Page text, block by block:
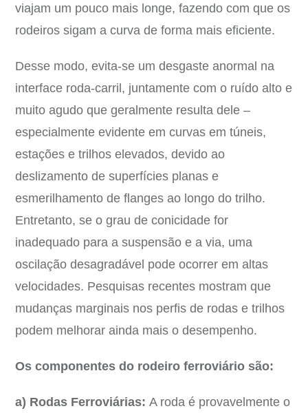
viajam um pouco mais longe, fazendo com que os
rodeiros sigam a curva de forma mais eficiente.
Desse modo, evita-se um desgaste anormal na
interface roda-carril, juntamente com o ruído alto e
muito agudo que geralmente resulta dele –
especialmente evidente em curvas em túneis,
estações e trilhos elevados, devido ao
deslizamento de superfícies planas e
esmerilhamento de flanges ao longo do trilho.
Entretanto, se o grau de conicidade for
inadequado para a suspensão e a via, uma
oscilação desagradável pode ocorrer em altas
velocidades. Pesquisas recentes mostram que
mudanças marginais nos perfis de rodas e trilhos
podem melhorar ainda mais o desempenho.
Os componentes do rodeiro ferroviário são:
a) Rodas Ferroviárias: A roda é provavelmente o